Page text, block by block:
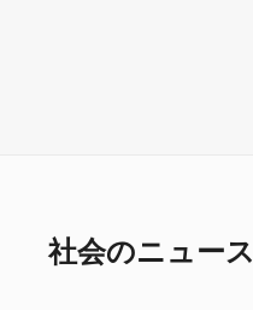
社会のニュース